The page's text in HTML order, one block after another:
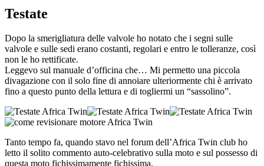
Testate
Dopo la smerigliatura delle valvole ho notato che i segni sulle
valvole e sulle sedi erano costanti, regolari e entro le tolleranze, così
non le ho rettificate.
Leggevo sul manuale d’officina che… Mi permetto una piccola
divagazione con il solo fine di annoiare ulteriormente chi è arrivato
fino a questo punto della lettura e di togliermi un “sassolino”.
Tanto tempo fa, quando stavo nel forum dell’Africa Twin club ho
letto il solito commento auto-celebrativo sulla moto e sul possesso di
questa moto fichissimamente fichissima.